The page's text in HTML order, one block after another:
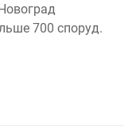
700 споруд.